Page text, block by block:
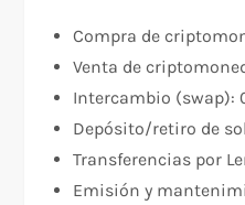
Compra de
Venta de
Intercambio (swap):
Depósito/retiro de
Transferencias por
Emisión y